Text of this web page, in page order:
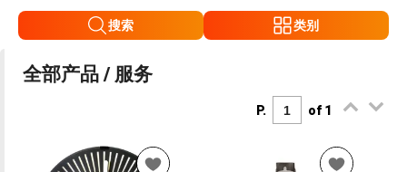
搜索 类别
全部产品 / 服务
P. of 1